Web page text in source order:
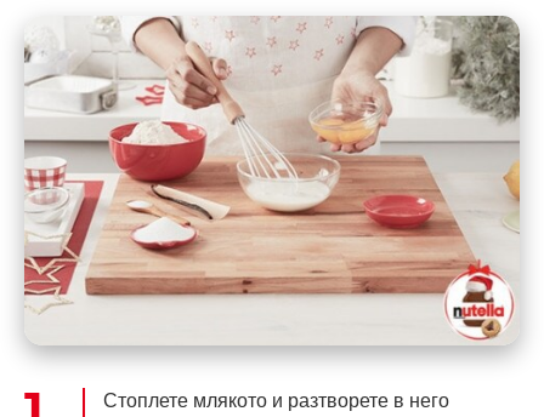
Стоплете млякото и разтворете в него